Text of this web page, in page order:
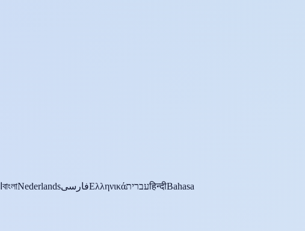
বাংলাNederlandsفارسیΕλληνικάעבריתहिन्दीBahasa